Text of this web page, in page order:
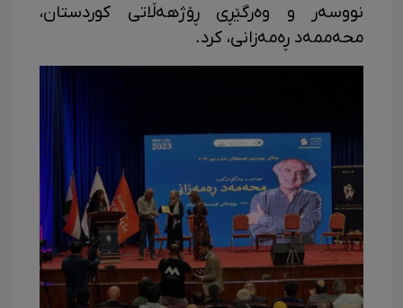
نووسەر و وەرگێڕی ڕۆژهەڵاتی کوردستان،
محەممەد ڕەمەزانی، کرد.